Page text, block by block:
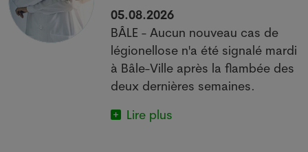
05.08.2026
BÂLE - Aucun nouveau cas de
légionellose n'a été signalé mardi
à Bâle-Ville après la flambée des
deux dernières semaines.
Lire plus